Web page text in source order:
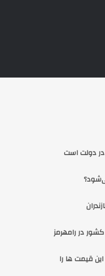
در دولت است
در رامهرمز
قیمت‌ ها را